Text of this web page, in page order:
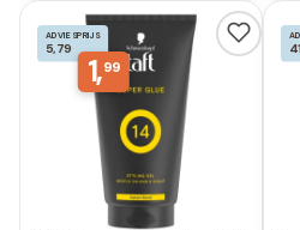
ADVIESPRIJS
5,79
1,99